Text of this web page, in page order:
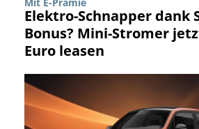
Elektro-Schnapper dank
Bonus? Mini-Stromer
Euro leasen